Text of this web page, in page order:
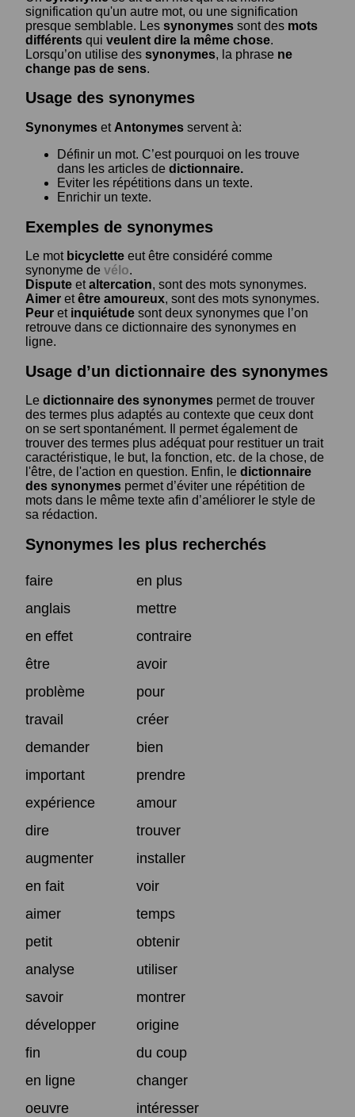
signification qu'un autre mot, ou une signification
presque semblable. Les synonymes sont des mots
différents qui veulent dire la même chose.
Lorsqu’on utilise des synonymes, la phrase ne
change pas de sens.
Usage des synonymes
Synonymes et Antonymes servent à:
Définir un mot. C’est pourquoi on les trouve
dans les articles de dictionnaire.
Eviter les répétitions dans un texte.
Enrichir un texte.
Exemples de synonymes
Le mot bicyclette eut être considéré comme
synonyme de vélo.
Dispute etaltercation, sont des mots synonymes.
Aimer etêtre amoureux, sont des mots synonymes.
Peur et inquiétude sont deux synonymes que l’on
retrouve dans ce dictionnaire des synonymes en
ligne.
Usage d’un dictionnaire des synonymes
Le dictionnaire des synonymes permet de trouver
des termes plus adaptés au contexte que ceux dont
on se sert spontanément. Il permet également de
trouver des termes plus adéquat pour restituer un trait
caractéristique, le but, la fonction, etc. de la chose, de
l'être, de l'action en question. Enfin, le dictionnaire
des synonymes permet d’éviter une répétition de
mots dans le même texte afin d’améliorer le style de
sa rédaction.
Synonymes les plus recherchés
faire
en plus
anglais
mettre
en effet
contraire
être
avoir
problème
pour
travail
créer
demander
bien
important
prendre
expérience
amour
dire
trouver
augmenter
installer
en fait
voir
aimer
temps
petit
obtenir
analyse
utiliser
savoir
montrer
développer
origine
fin
du coup
en ligne
changer
oeuvre
intéresser